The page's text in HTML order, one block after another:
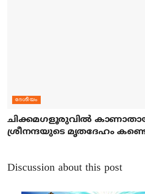
ദേശീയം
ചിക്കമഗളൂരുവില്‍
ശ്രീനന്ദയുടെ മൃതദേഹം
Discussion about this post